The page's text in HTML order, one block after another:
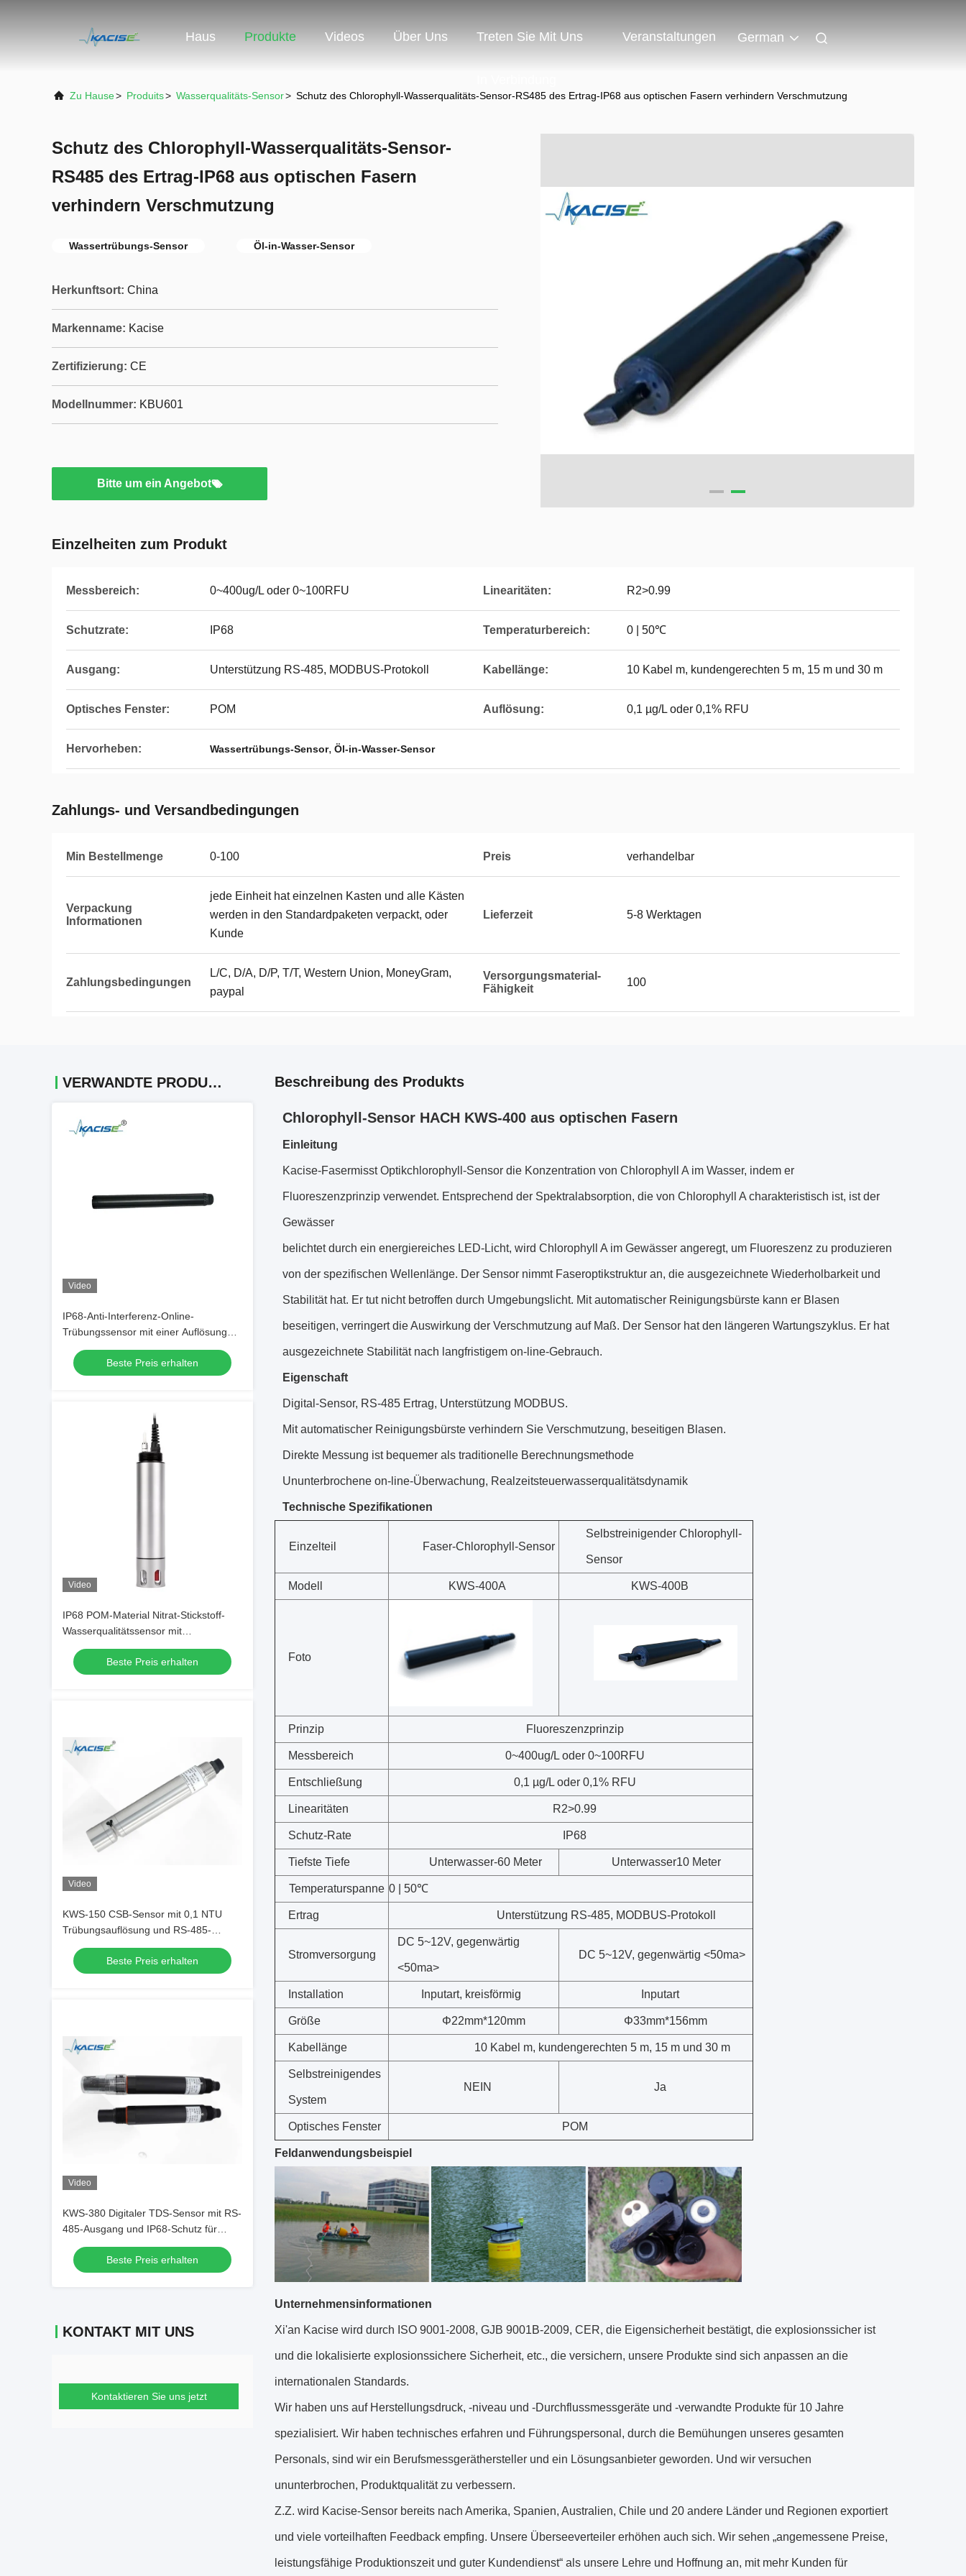
Haus Produkte Videos Über Uns Treten Sie Mit Uns Veranstaltungen German
Zu Hause> Produits> Wasserqualitäts-Sensor> Schutz des Chlorophyll-Wasserqualitäts-Sensor-RS485 des Ertrag-IP68 aus optischen Fasern verhindern Verschmutzung
Schutz des Chlorophyll-Wasserqualitäts-Sensor-
RS485 des Ertrag-IP68 aus optischen Fasern
verhindern Verschmutzung
Wassertrübungs-Sensor Öl-in-Wasser-Sensor
Herkunftsort: China
Markenname: Kacise
Zertifizierung: CE
Modellnummer: KBU601
Bitte um ein Angebot
Einzelheiten zum Produkt
Messbereich: 0~400ug/L oder 0~100RFU Linearitäten: R2>0.99
Schutzrate: IP68 Temperaturbereich: 0 | 50℃
Ausgang: Unterstützung RS-485, MODBUS-Protokoll Kabellänge: 10 Kabel m, kundengerechten 5 m, 15 m und 30 m
Optisches Fenster: POM Auflösung: 0,1 µg/L oder 0,1% RFU
Hervorheben: Wassertrübungs-Sensor, Öl-in-Wasser-Sensor
Zahlungs- und Versandbedingungen
Min Bestellmenge 0-100 Preis verhandelbar
Verpackung
Informationen
jede Einheit hat einzelnen Kasten und alle Kästen
werden in den Standardpaketen verpackt, oder
Kunde
Lieferzeit 5-8 Werktagen
Zahlungsbedingungen
L/C, D/A, D/P, T/T, Western Union, MoneyGram,
paypal
Versorgungsmaterial-
Fähigkeit
100
VERWANDTE PRODUKTE
Video
IP68-Anti-Interferenz-Online-
Trübungssensor mit einer Auflösung
von 0,1 NTU für die industrielle
Überwachung der Wasserqualität
Beste Preis erhalten
Video
IP68 POM-Material Nitrat-Stickstoff-
Wasserqualitätssensor mit
ionenselektiver Elektrodenmethode
Beste Preis erhalten
Video
KWS-150 CSB-Sensor mit 0,1 NTU
Trübungsauflösung und RS-485-
Ausgang mit UV-Absorption bei zwei
WellenlängenBeste Preis erhalten
Video
KWS-380 Digitaler TDS-Sensor mit RS-
485-Ausgang und IP68-Schutz für
hochpräzise Überwachung der
WasserqualitätBeste Preis erhalten
KONTAKT MIT UNS
Kontaktieren Sie uns jetzt
Beschreibung des Produkts
Chlorophyll-Sensor HACH KWS-400 aus optischen Fasern
Einleitung
Kacise-Fasermisst Optikchlorophyll-Sensor die Konzentration von Chlorophyll A im Wasser, indem er
Fluoreszenzprinzip verwendet. Entsprechend der Spektralabsorption, die von Chlorophyll A charakteristisch ist, ist der
Gewässer
belichtet durch ein energiereiches LED-Licht, wird Chlorophyll A im Gewässer angeregt, um Fluoreszenz zu produzieren
von der spezifischen Wellenlänge. Der Sensor nimmt Faseroptikstruktur an, die ausgezeichnete Wiederholbarkeit und
Stabilität hat. Er tut nicht betroffen durch Umgebungslicht. Mit automatischer Reinigungsbürste kann er Blasen
beseitigen, verringert die Auswirkung der Verschmutzung auf Maß. Der Sensor hat den längeren Wartungszyklus. Er hat
ausgezeichnete Stabilität nach langfristigem on-line-Gebrauch.
Eigenschaft
Digital-Sensor, RS-485 Ertrag, Unterstützung MODBUS.
Mit automatischer Reinigungsbürste verhindern Sie Verschmutzung, beseitigen Blasen.
Direkte Messung ist bequemer als traditionelle Berechnungsmethode
Ununterbrochene on-line-Überwachung, Realzeitsteuerwasserqualitätsdynamik
Technische Spezifikationen
Einzelteil Faser-Chlorophyll-Sensor
Selbstreinigender Chlorophyll-
Sensor
Modell KWS-400A KWS-400B
Foto
Prinzip Fluoreszenzprinzip
Messbereich 0~400ug/L oder 0~100RFU
Entschließung 0,1 µg/L oder 0,1% RFU
Linearitäten R2>0.99
Schutz-Rate IP68
Tiefste Tiefe Unterwasser-60 Meter Unterwasser10 Meter
Temperaturspanne 0 | 50℃
Ertrag Unterstützung RS-485, MODBUS-Protokoll
Stromversorgung
DC 5~12V, gegenwärtig
<50ma>
DC 5~12V, gegenwärtig <50ma>
Installation Inputart, kreisförmig Inputart
Größe Φ22mm*120mm Φ33mm*156mm
Kabellänge 10 Kabel m, kundengerechten 5 m, 15 m und 30 m
Selbstreinigendes
System
NEIN Ja
Optisches Fenster POM
Feldanwendungsbeispiel
Unternehmensinformationen
Xi'an Kacise wird durch ISO 9001-2008, GJB 9001B-2009, CER, die Eigensicherheit bestätigt, die explosionssicher ist
und die lokalisierte explosionssichere Sicherheit, etc., die versichern, unsere Produkte sind sich anpassen an die
internationalen Standards.
Wir haben uns auf Herstellungsdruck, -niveau und -Durchflussmessgeräte und -verwandte Produkte für 10 Jahre
spezialisiert. Wir haben technisches erfahren und Führungspersonal, durch die Bemühungen unseres gesamten
Personals, sind wir ein Berufsmessgeräthersteller und ein Lösungsanbieter geworden. Und wir versuchen
ununterbrochen, Produktqualität zu verbessern.
Z.Z. wird Kacise-Sensor bereits nach Amerika, Spanien, Australien, Chile und 20 andere Länder und Regionen exportiert
und viele vorteilhaften Feedback empfing. Unsere Überseeverteiler erhöhen auch sich. Wir sehen „angemessene Preise,
leistungsfähige Produktionszeit und guter Kundendienst“ als unsere Lehre und Hoffnung an, mit mehr Kunden für